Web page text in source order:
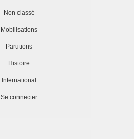
Non classé
Mobilisations
Parutions
Histoire
International
Se connecter